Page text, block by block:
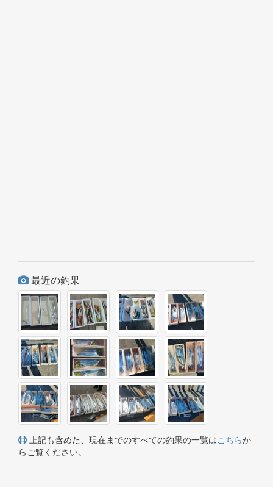
最近の釣果
上記も含めた、現在までのすべての釣果の一覧はこちらか
らご覧ください。